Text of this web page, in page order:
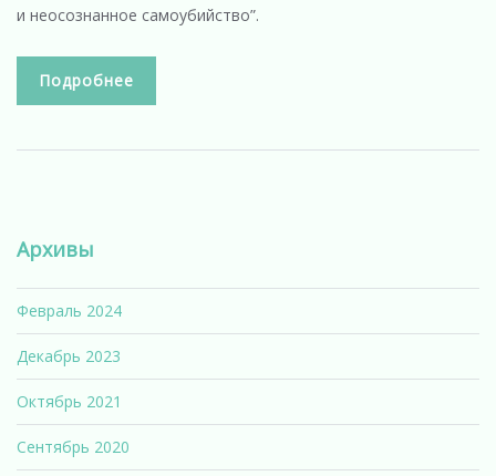
и неосознанное самоубийство”.
Подробнее
Архивы
Февраль 2024
Декабрь 2023
Октябрь 2021
Сентябрь 2020